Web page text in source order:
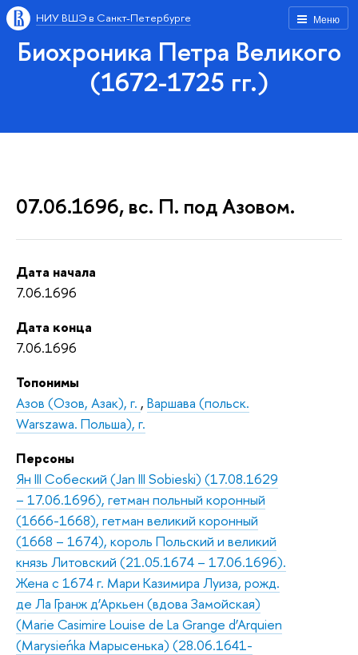
Меню
НИУ ВШЭ в Санкт-Петербурге
Биохроника Петра Великого
(1672-1725 гг.)
07.06.1696, вс. П. под Азовом.
Дата начала
7.06.1696
Дата конца
7.06.1696
Топонимы
Азов (Озов, Азак), г. , Варшава (польск.
Warszawa. Польша), г.
Персоны
Ян III Собеский (Jan III Sobieski) (17.08.1629
– 17.06.1696), гетман польный коронный
(1666-1668), гетман великий коронный
(1668 – 1674), король Польский и великий
князь Литовский (21.05.1674 – 17.06.1696).
Жена с 1674 г. Мари Казимира Луиза, рожд.
де Ла Гранж д’Аркьен (вдова Замойская)
(Marie Casimire Louise de La Grange d’Arquien
(Marysieńka Марысенька) (28.06.1641-